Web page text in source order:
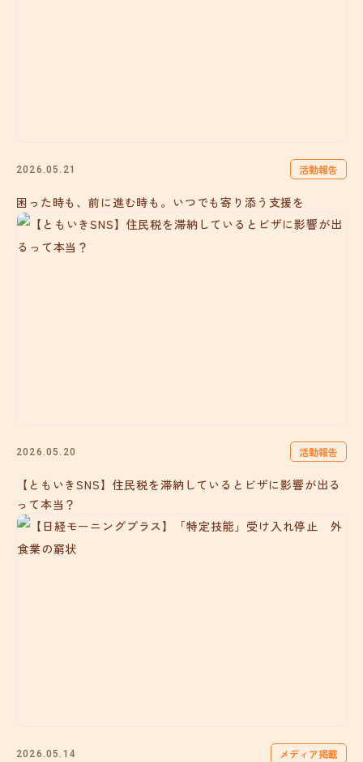
2026.05.21 活動報告
困った時も、前に進む時も。いつでも寄り添う支援を
2026.05.20 活動報告
【ともいきSNS】住民税を滞納しているとビザに影響が出る
って本当？
2026.05.14 メディア掲載